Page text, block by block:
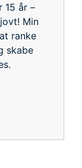
15 år –
Min
ranke
skabe